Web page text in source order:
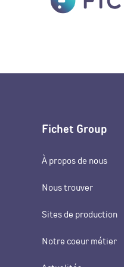
Fichet Group
À propos de nous
Nous trouver
Sites de production
Notre coeur métier